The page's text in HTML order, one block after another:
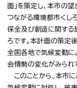
画」を策定し、本市の
つながる環境都市くし
保全及び創造に関する
ろです。本計画の策定
全国各地で気候変動に
会情勢の変化がみられ
このことから、本市